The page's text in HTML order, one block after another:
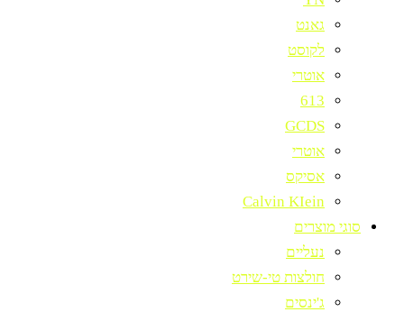
גאנט
לקוסט
אוטרי
613
GCDS
אוטרי
אסיקס
Calvin KIein
סוגי מוצרים
נעליים
חולצות טי-שירט
ג'ינסים